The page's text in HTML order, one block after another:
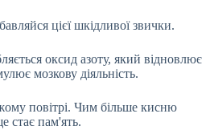
цієї шкідливої звички.
оксид азоту, який відновлює
мозкову діяльність.
повітрі. Чим більше кисню
стає пам'ять.